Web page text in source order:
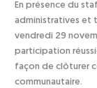
En présence du
administratives et
vendredi 29
participation
façon de clôturer
communautaire.